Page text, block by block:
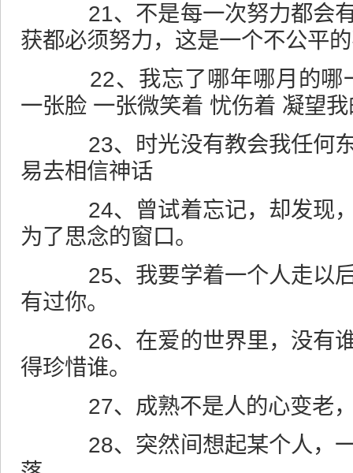
21、不是每一次努力都会有
获都必须努力，这是一个不公平
22、我忘了哪年哪月的哪
一张脸 一张微笑着 忧伤着 凝望
23、时光没有教会我任何东
易去相信神话
24、曾试着忘记，却发现，
为了思念的窗口。
25、我要学着一个人走以后
有过你。
26、在爱的世界里，没有谁
得珍惜谁。
27、成熟不是人的心变老，
28、突然间想起某个人，一